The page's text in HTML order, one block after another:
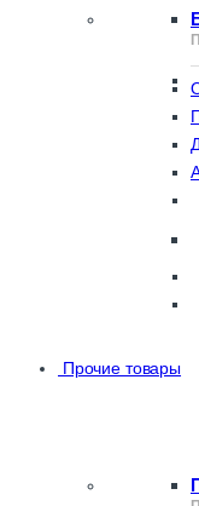
Прочие товары